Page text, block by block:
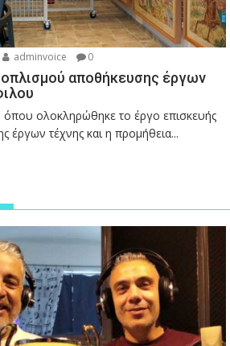
adminvoice 0
αποθήκευσης έργων
ολοκληρώθηκε το έργο επισκευής
έργων τέχνης και η προμήθεια...